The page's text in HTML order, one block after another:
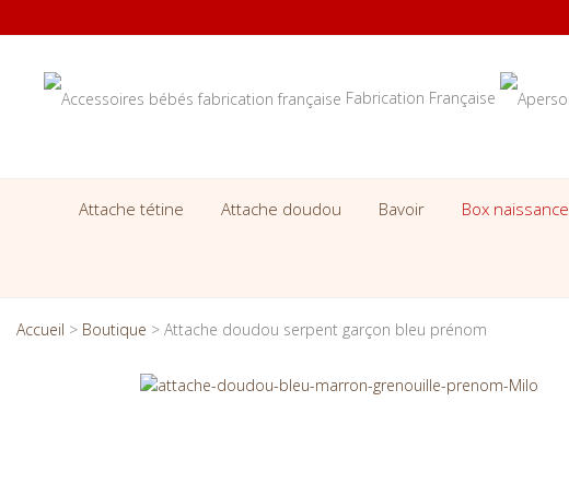
Fabrication Française
Attache tétine Attache doudou Bavoir Box naissance
Accueil > Boutique > Attache doudou serpent garçon bleu prénom